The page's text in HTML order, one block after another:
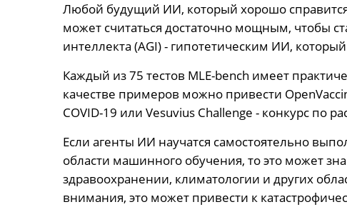
Любой будущий ИИ, который хорошо
может считаться достаточно мощным, чтобы
интеллекта (AGI) - гипотетическим ИИ,
Каждый из 75 тестов MLE-bench имеет
качестве примеров можно привести
COVID-19 или Vesuvius Challenge - конкурс по
Если агенты ИИ научатся самостоятельно
области машинного обучения, то это может
здравоохранении, климатологии и других
внимания, это может привести к